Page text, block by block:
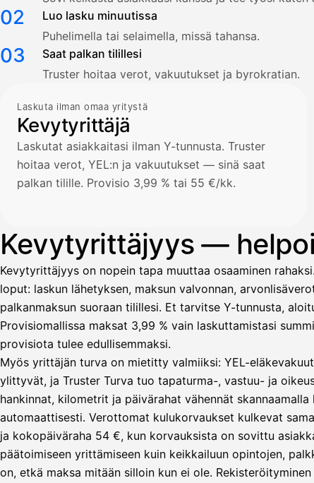
02
Luo lasku minuutissa
Puhelimella tai selaimella, missä tahansa.
03
Saat palkan tilillesi
Truster hoitaa verot, vakuutukset ja byrokratian.
Laskuta ilman omaa yritystä
Kevytyrittäjä
Laskutat asiakkaitasi ilman Y-tunnusta. Truster
hoitaa verot, YEL:n ja vakuutukset — sinä saat
palkan tilille. Provisio 3,99 % tai 55 €/kk.
Kevytyrittäjyys —
Kevytyrittäjyys on nopein tapa muuttaa osaaminen
loput: laskun lähetyksen, maksun valvonnan,
palkanmaksun suoraan tilillesi. Et tarvitse Y-tunnusta,
Provisiomallissa maksat 3,99 % vain laskuttamistasi
provisiota tulee edullisemmaksi.
Myös yrittäjän turva on mietitty valmiiksi: YEL-
ylittyvät, ja Truster Turva tuo tapaturma-, vastuu- ja
hankinnat, kilometrit ja päivärahat vähennät
automaattisesti. Verottomat kulukorvaukset kulkevat
ja kokopäiväraha 54 €, kun korvauksista on sovittu
päätoimiseen yrittämiseen kuin keikkailuun opintojen,
on, etkä maksa mitään silloin kun ei ole.
Asiakas
Acme
Oy
Lähetä